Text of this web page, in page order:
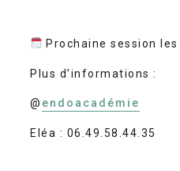
Prochaine session
Plus d’informations :
@ endoacadémie
Eléa : 06.49.58.44.35